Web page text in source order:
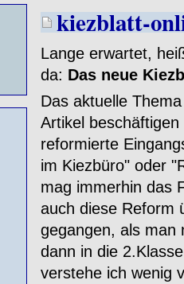
kiezblatt-
Lange erwartet,
da: Das neue
Das aktuelle
Artikel
reformierte
im Kiezbüro" oder
mag immerhin das
auch diese Reform
gegangen, als man
dann in die
verstehe ich wenig